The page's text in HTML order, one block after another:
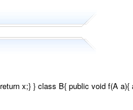
x;} } class B{ public void f(A